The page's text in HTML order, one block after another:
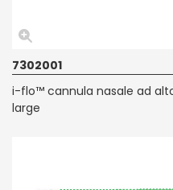
7302001
i-flo™ cannula nasale ad
large